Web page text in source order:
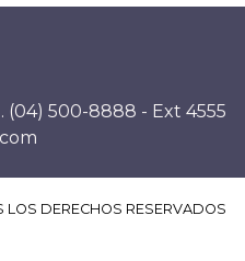
(04) 500-8888 - Ext 4555
LOS DERECHOS RESERVADOS